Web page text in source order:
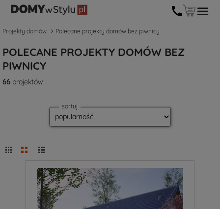
Projekty domów Polecane projekty domów bez piwnicy
POLECANE PROJEKTY DOMÓW BEZ
PIWNICY
66 projektów
sortuj